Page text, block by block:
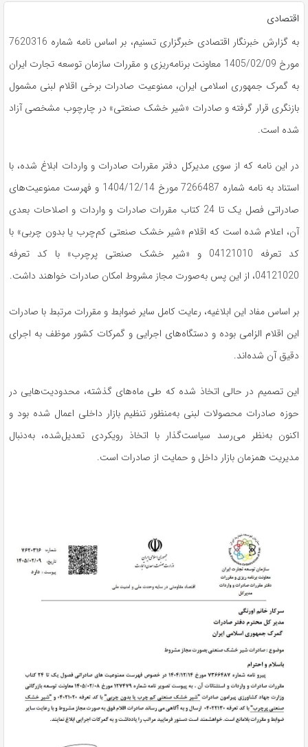
اقتصادی
به گزارش خبرنگار اقتصادی خبرگزاری تسنیم، بر اساس نامه شماره 7620316
مورخ 1405/02/09 معاونت برنامه‌ریزی و مقررات سازمان توسعه تجارت ایران
به گمرک جمهوری اسلامی ایران، ممنوعیت صادرات برخی اقلام لبنی مشمول
بازنگری قرار گرفته و صادرات «شیر خشک صنعتی» در چارچوب مشخصی آزاد
شده است.
در این نامه که از سوی مدیرکل دفتر مقررات صادرات و واردات ابلاغ شده، با
استناد به نامه شماره 7266487 مورخ 1404/12/14 و فهرست ممنوعیت‌های
صادراتی فصل یک تا 24 کتاب مقررات صادرات و واردات و اصلاحات بعدی
آن، اعلام شده است که اقلام «شیر خشک صنعتی کم‌چرب یا بدون چربی» با
کد تعرفه 04121010 و «شیر خشک صنعتی پرچرب» با کد تعرفه
04121020، از این پس به‌صورت مجاز مشروط امکان صادرات خواهند داشت.
بر اساس مفاد این ابلاغیه، رعایت کامل سایر ضوابط و مقررات مرتبط با صادرات
این اقلام الزامی بوده و دستگاه‌های اجرایی و گمرکات کشور موظف به اجرای
دقیق آن شده‌اند.
این تصمیم در حالی اتخاذ شده که طی ماه‌های گذشته، محدودیت‌هایی در
حوزه صادرات محصولات لبنی به‌منظور تنظیم بازار داخلی اعمال شده بود و
اکنون به‌نظر می‌رسد سیاست‌گذار با اتخاذ رویکردی تعدیل‌شده، به‌دنبال
مدیریت همزمان بازار داخل و حمایت از صادرات است.